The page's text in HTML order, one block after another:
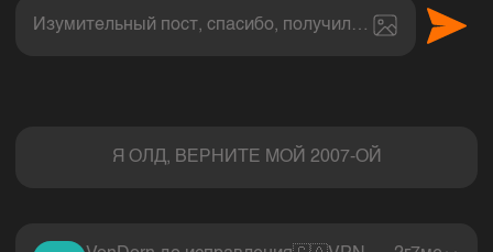
Изумительный пост, спасибо, получил величайшее
Я ОЛД, ВЕРНИТЕ МОЙ 2007-ОЙ